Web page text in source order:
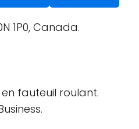
1P0, Canada.
fauteuil roulant.